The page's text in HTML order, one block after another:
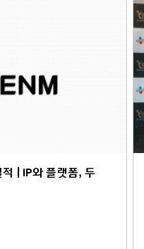
| IP와 플랫폼, 두